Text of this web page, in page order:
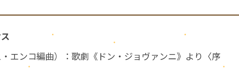
・エンコ編曲）：歌劇《ドン・ジョヴァンニ》より〈序